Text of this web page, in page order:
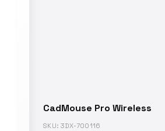
CadMouse Pro Wireless
SKU: 3DX-700116